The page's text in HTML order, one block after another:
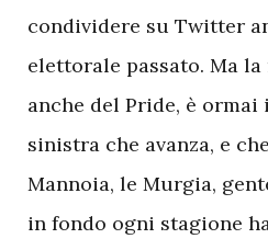
condividere su Twitter
elettorale passato. Ma
anche del Pride, è
sinistra che avanza, e
Mannoia, le Murgia,
in fondo ogni stagione